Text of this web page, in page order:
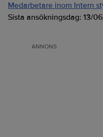
Medarbetare inom Intern
Sista ansökningsdag: 13/
ANNONS